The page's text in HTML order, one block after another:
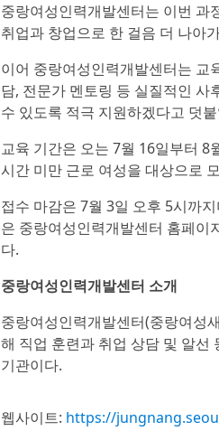
중랑여성인력개발센터는 이번 과
취업과 창업으로 한 걸음 더 나아
이어 중랑여성인력개발센터는 교
담, 전문가 멘토링 등 실질적인
수 있도록 적극 지원하겠다고 덧
교육 기간은 오는 7월 16일부터 8
시간 미만 근로 여성을 대상으로
접수 마감은 7월 3일 오후 5시까
은 중랑여성인력개발센터 홈페이
다.
중랑여성인력개발센터 소개
중랑여성인력개발센터(중랑여성
해 직업 훈련과 취업 상담 및 알선
기관이다.
웹사이트: https://